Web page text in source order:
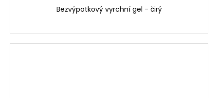
Bezvýpotkový vyrchní gel - čirý